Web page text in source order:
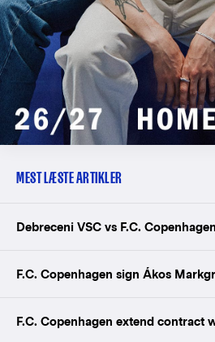
MEST LÆSTE ARTIKLER
Debreceni VSC vs F.C.
F.C. Copenhagen sign Ákos
F.C. Copenhagen extend contract